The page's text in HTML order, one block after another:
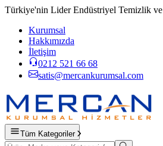
Türkiye'nin Lider Endüstriyel Temizlik
Kurumsal
Hakkımızda
İletişim
0212 521 66 68
satis@mercankurumsal.com
Tüm Kategoriler